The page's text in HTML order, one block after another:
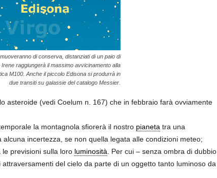
di conserva, distanziati di un paio di
raggiungerà il massimo avvicinamento alla
M100. Anche il piccolo Edisona si produrrà in
due transiti su galassie del catalogo Messier.
asteroide (vedi Coelum n. 167) che in febbraio farà ovviamente
la montagnola sfiorerà il nostro pianeta tra una
incertezza, se non quella legata alle condizioni meteo;
previsioni sulla loro luminosità . Per cui – senza ombra di dubbio
del cielo da parte di un oggetto tanto luminoso da